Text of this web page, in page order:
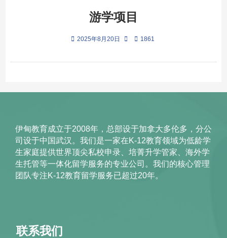
游学项目
2025年8月20日 1861
伊甸教育成立于2008年，总部设于加拿大多伦多，分公
司设于中国武汉。我们是一家在K-12教育领域为低龄学
生家庭提供世界顶尖私校申录、培菁升学管家、海外学
生托管等一体化留学服务的专业公司。我们的核心管理
团队专注K-12教育留学服务已超过20年。
联系我们